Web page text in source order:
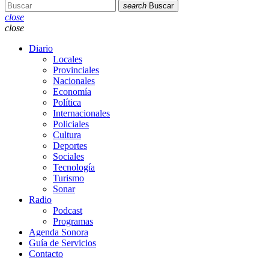
search Buscar
close
close
Diario
Locales
Provinciales
Nacionales
Economía
Política
Internacionales
Policiales
Cultura
Deportes
Sociales
Tecnología
Turismo
Sonar
Radio
Podcast
Programas
Agenda Sonora
Guía de Servicios
Contacto